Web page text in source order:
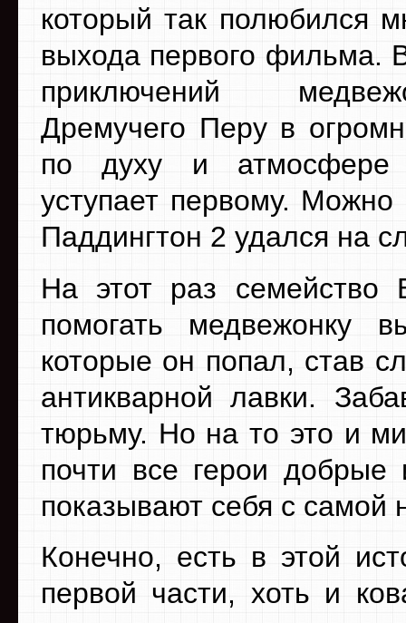
который так полюбился
выхода первого фильма.
приключений
Дремучего Перу в
по духу и атмосфере
уступает первому. Можно
Паддингтон 2 удался на
На этот раз семейство
помогать медвежонку
которые он попал, став
антикварной лавки.
тюрьму. Но на то это и
почти все герои
показывают себя с самой
Конечно, есть в этой
первой части, хоть и